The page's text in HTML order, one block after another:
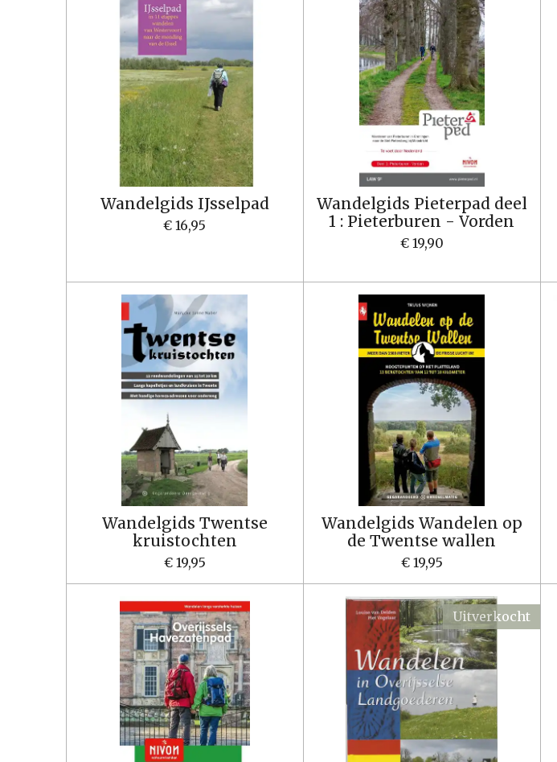
Wandelgids IJsselpad
€ 16,95
Wandelgids Pieterpad deel
1 : Pieterburen - Vorden
€ 19,90
Wandelgids Twentse
kruistochten
€ 19,95
Wandelgids Wandelen op
de Twentse wallen
€ 19,95
Uitverkocht